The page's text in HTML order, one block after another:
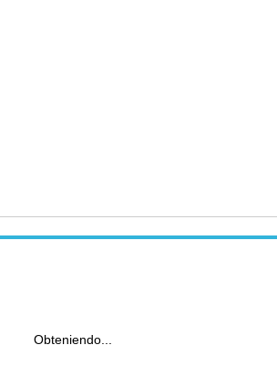
Obteniendo...